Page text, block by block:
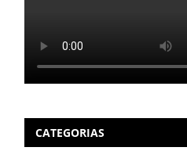
CATEGORIAS